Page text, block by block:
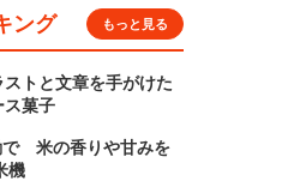
ング もっと見る
トと文章を手がけた
ス菓子
で 米の香りや甘みを
機